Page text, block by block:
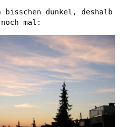
bisschen dunkel, deshalb
mal: